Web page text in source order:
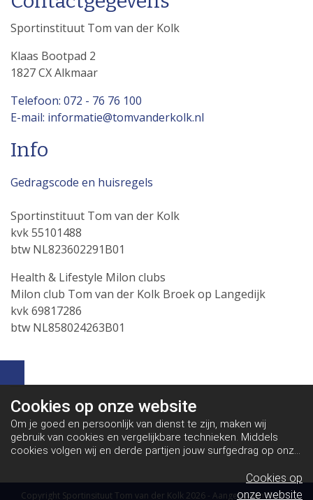
Sportinstituut Tom van der Kolk
Klaas Bootpad 2
1827 CX Alkmaar
Telefoon: 072 - 76 76 100
E-mail: informatie@tomvanderkolk.nl
Info
Gedragscode en huisregels
Sportinstituut Tom van der Kolk
kvk 55101488
btw NL823602291B01
Health & Lifestyle Milon clubs
Milon club Tom van der Kolk Broek op Langedijk
kvk 69817286
btw NL858024263B01
Copyright Sportinsituut Tom van der Kolk 2026 - Aangeboden door
Cookies op onze website
Om je goed en persoonlijk van dienst te zijn, maken wij
gebruik van cookies en vergelijkbare technieken. Middels
cookies volgen wij en derde partijen jouw surfgedrag op onze
en dit maakt het voor jou mogelijk om informatie te delen via
social media.
Bekijk ons cookiebeleid
Cookies op
onze website